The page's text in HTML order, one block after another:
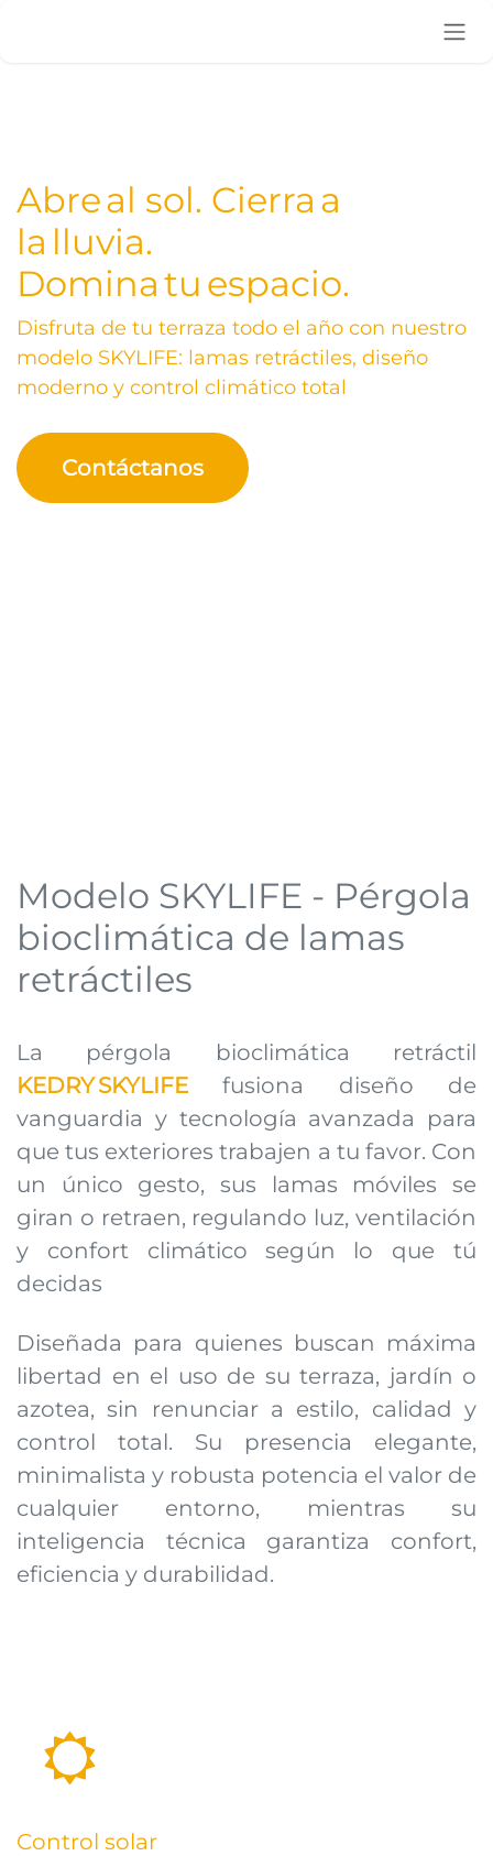
Abre al sol. Cierra a
la lluvia.
Domina tu espacio.
Disfruta de tu terraza todo el año con nuestro
modelo SKYLIFE: lamas retráctiles, diseño
moderno y control climático total
Contáctanos
Modelo SKYLIFE - Pérgola
bioclimática de lamas
retráctiles
La pérgola bioclimática retráctil
KEDRY SKYLIFE fusiona diseño de
vanguardia y tecnología avanzada para
que tus exteriores trabajen a tu favor. Con
un único gesto, sus lamas móviles se
giran o retraen, regulando luz, ventilación
y confort climático según lo que tú
decidas
Diseñada para quienes buscan máxima
libertad en el uso de su terraza, jardín o
azotea, sin renunciar a estilo, calidad y
control total. Su presencia elegante,
minimalista y robusta potencia el valor de
cualquier entorno, mientras su
inteligencia técnica garantiza confort,
eficiencia y durabilidad.
Control solar